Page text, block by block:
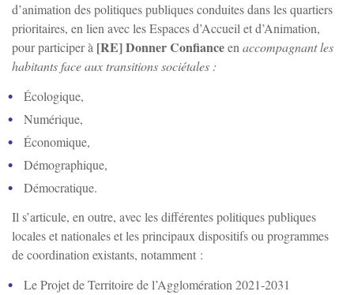
d’animation des politiques publiques conduites dans les quartiers
prioritaires, en lien avec les Espaces d’Accueil et d’Animation,
pour participer à [RE] Donner Confianceen accompagnant les
habitants face aux transitions sociétales :
Écologique,
Numérique,
Économique,
Démographique,
Démocratique.
Il s’articule, en outre, avec les différentes politiques publiques
locales et nationales et les principaux dispositifs ou programmes
de coordination existants, notamment :
Le Projet de Territoire de l’Agglomération 2021-2031